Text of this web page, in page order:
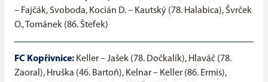
– Fajčák, Svoboda, Kocián D. – Kautský (78. Halabica), Švrček
O., Tománek (86. Štefek)
FC Kopřivnice: Keller – Jašek (78. Dočkalík), Hlaváč (78.
Zaoral), Hruška (46. Bartoň), Kelnar – Keller (86. Ermis),